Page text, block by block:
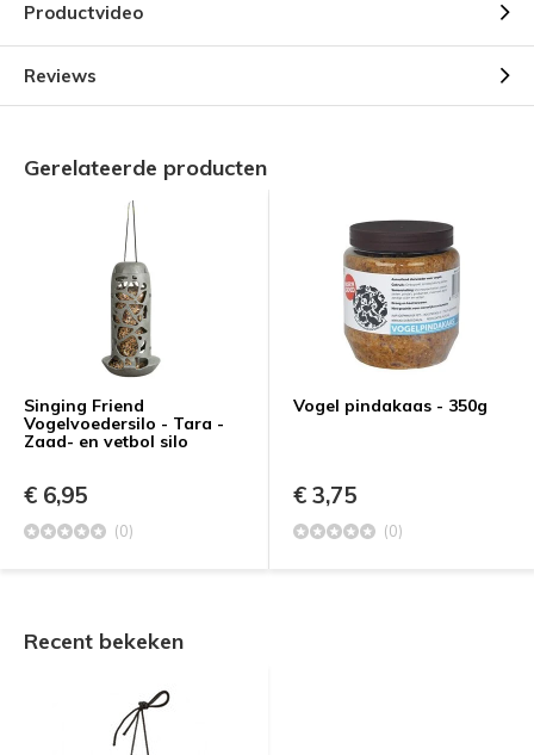
Productvideo
Reviews
Gerelateerde producten
Singing Friend
Vogelvoedersilo - Tara -
Zaad- en vetbol silo
€ 6,95
(0)
Vogel pindakaas - 350g
€ 3,75
(0)
Recent bekeken